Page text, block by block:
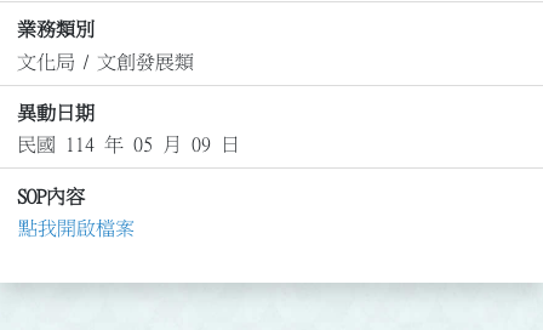
業務類別
文化局 / 文創發展類
異動日期
民國 114 年 05 月 09 日
SOP內容
點我開啟檔案